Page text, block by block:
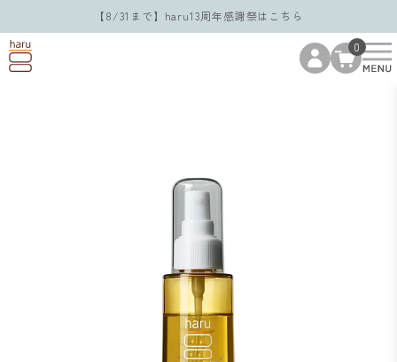
【8/31まで】haru13周年感謝祭はこちら
0